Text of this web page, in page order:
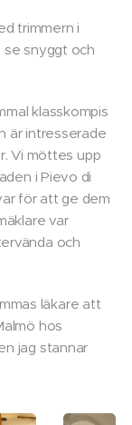
trimmern i
se snyggt och
klasskompis
är intresserade
Vi möttes upp
i Pievo di
för att ge dem
var
och
läkare att
hos
jag stannar